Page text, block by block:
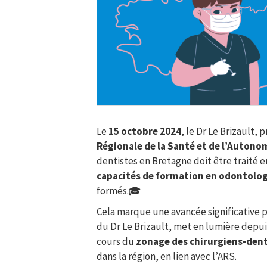
Le15 octobre 2024, le Dr Le Brizault,
Régionale de la Santé et de
dentistes en Bretagne doit être traité
capacités de formation en
formés.🎓
Cela marque une avancée significative
du Dr Le Brizault, met en lumière
cours du zonage des chirurgiens-
dans la région, en lien avec l’ARS.